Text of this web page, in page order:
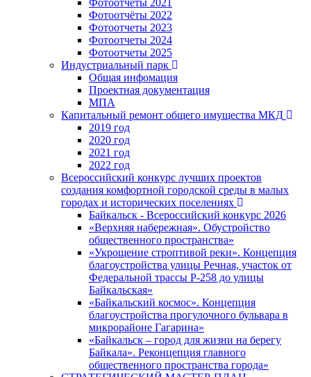
Фотоотчёты 2022
Фотоотчеты 2023
Фотоотчеты 2024
Фотоотчеты 2025
Индустриальный парк
Общая инфомация
Проектная документация
МПА
Капитальный ремонт общего имущества МКД
2019 год
2020 год
2021 год
2022 год
Всероссийский конкурс лучших проектов
создания комфортной городской среды в малых
городах и исторических поселениях
Байкальск - Всероссийский конкурс 2026
«Верхняя набережная». Обустройство
общественного пространства»
«Укрощение строптивой реки». Концепция
благоустройства улицы Речная, участок от
Федеральной трассы Р-258 до улицы
Байкальская»
«Байкальский космос». Концепция
благоустройства прогулочного бульвара в
микрорайоне Гагарина»
«Байкальск – город для жизни на берегу
Байкала». Реконцепция главного
общественного пространства города»